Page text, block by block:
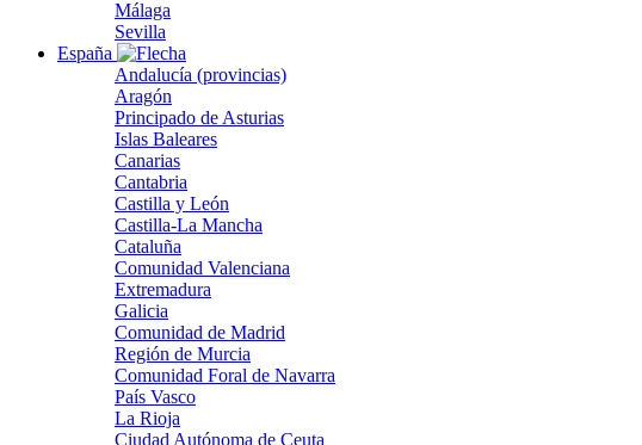
Málaga
Sevilla
España
Andalucía (provincias)
Aragón
Principado de Asturias
Islas Baleares
Canarias
Cantabria
Castilla y León
Castilla-La Mancha
Cataluña
Comunidad Valenciana
Extremadura
Galicia
Comunidad de Madrid
Región de Murcia
Comunidad Foral de Navarra
País Vasco
La Rioja
Ciudad Autónoma de Ceuta